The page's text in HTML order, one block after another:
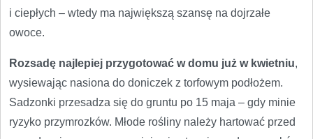
i ciepłych – wtedy ma największą szansę na dojrzałe
owoce.
Rozsadę najlepiej przygotować w domu już w kwietniu,
wysiewając nasiona do doniczek z torfowym podłożem.
Sadzonki przesadza się do gruntu po 15 maja – gdy minie
ryzyko przymrozków. Młode rośliny należy hartować przed